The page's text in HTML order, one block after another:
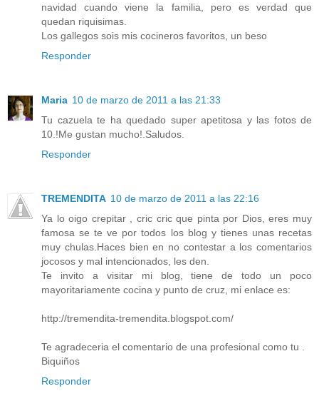
navidad cuando viene la familia, pero es verdad que
quedan riquisimas.
Los gallegos sois mis cocineros favoritos, un beso
Responder
Maria 10 de marzo de 2011 a las 21:33
Tu cazuela te ha quedado super apetitosa y las fotos de
10.!Me gustan mucho!.Saludos.
Responder
TREMENDITA 10 de marzo de 2011 a las 22:16
Ya lo oigo crepitar , cric cric que pinta por Dios, eres muy
famosa se te ve por todos los blog y tienes unas recetas
muy chulas.Haces bien en no contestar a los comentarios
jocosos y mal intencionados, les den.
Te invito a visitar mi blog, tiene de todo un poco
mayoritariamente cocina y punto de cruz, mi enlace es:
http://tremendita-tremendita.blogspot.com/
Te agradeceria el comentario de una profesional como tu .
Biquiños
Responder